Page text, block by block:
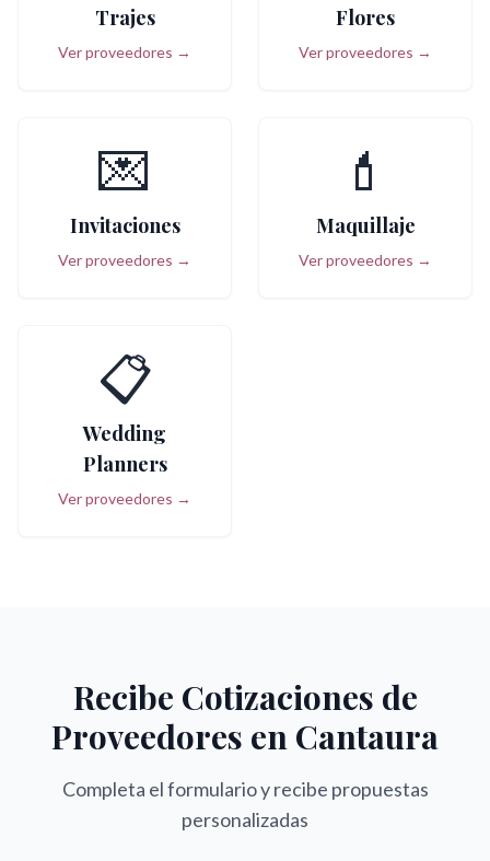
Trajes
Ver proveedores →
Flores
Ver proveedores →
💌
Invitaciones
Ver proveedores →
💄
Maquillaje
Ver proveedores →
📋
Wedding
Planners
Ver proveedores →
Recibe Cotizaciones de
Proveedores en Cantaura
Completa el formulario y recibe propuestas
personalizadas